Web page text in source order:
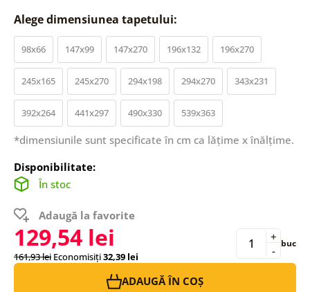
Alege dimensiunea tapetului:
98x66 147x99 147x270 196x132 196x270
245x165 245x270 294x198 294x270 343x231
392x264 441x297 490x330 539x363
*dimensiunile sunt specificate în cm ca lățime x înălțime.
Disponibilitate:
În stoc
Adaugă la favorite
129,54 lei
161,93 lei Economisiți32,39 lei -
+ buc
ADAUGĂ ÎN COȘ